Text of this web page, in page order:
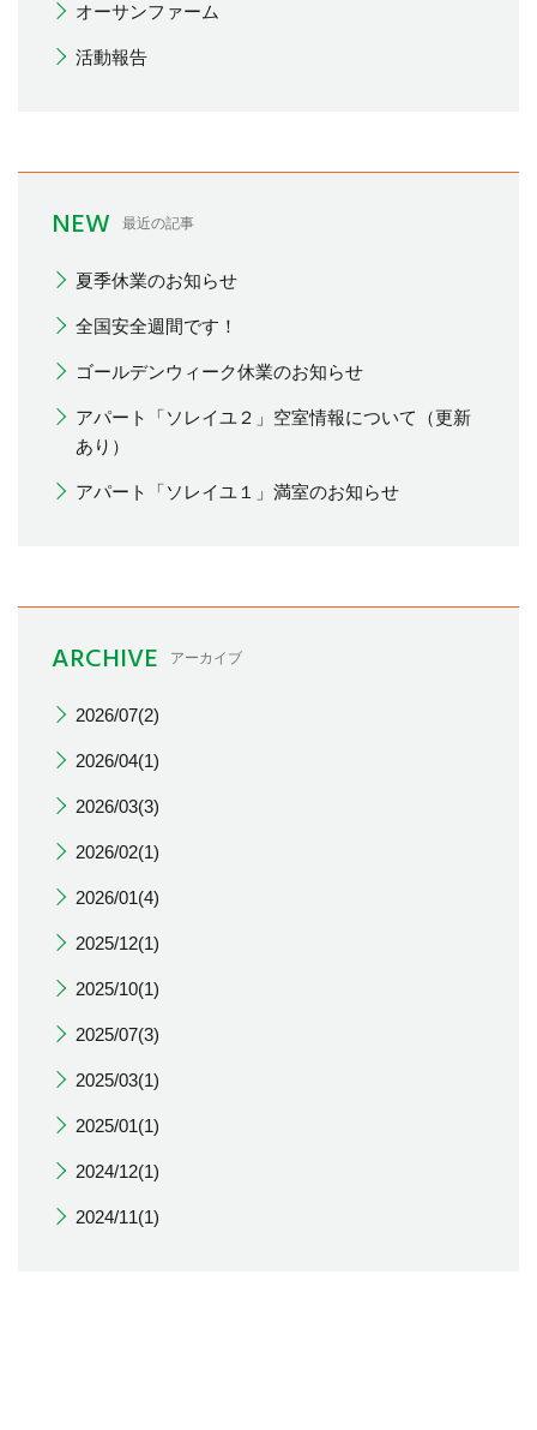
オーサンファーム
活動報告
NEW 最近の記事
夏季休業のお知らせ
全国安全週間です！
ゴールデンウィーク休業のお知らせ
アパート「ソレイユ２」空室情報について（更新
あり）
アパート「ソレイユ１」満室のお知らせ
ARCHIVE アーカイブ
2026/07(2)
2026/04(1)
2026/03(3)
2026/02(1)
2026/01(4)
2025/12(1)
2025/10(1)
2025/07(3)
2025/03(1)
2025/01(1)
2024/12(1)
2024/11(1)